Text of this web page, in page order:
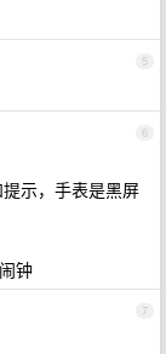
5
6
示，手表是黑屏
钟
7